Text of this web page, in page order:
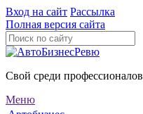
Вход на сайт Рассылка
Полная версия сайта
Свой среди профессионалов
Меню